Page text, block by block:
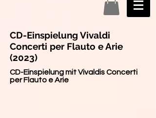
CD-Einspielung Vivaldi
Concerti per Flauto e Arie
(2023)
CD-Einspielung mit Vivaldis Concerti
per Flauto e Arie